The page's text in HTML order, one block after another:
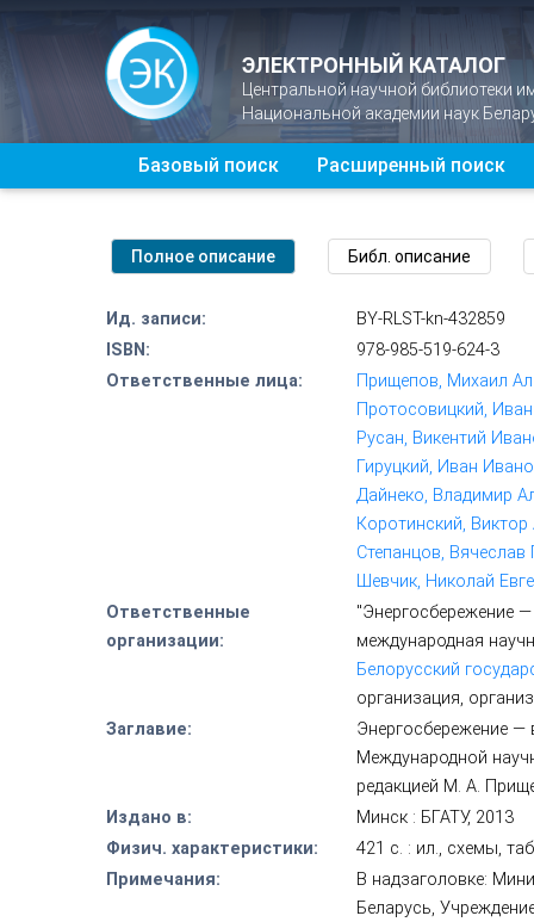
ЭЛЕКТРОННЫЙ КАТАЛОГ
Центральной научной библиотеки
Национальной академии наук
Базовый поиск Расширенный поиск
Ид. записи:
BY-RLST-kn-432859
ISBN:
978-985-519-624-3
Ответственные лица:
Прищепов, Михаил
Протосовицкий,
Русан, Викентий
Гируцкий, Иван
Дайнеко, Владимир
Коротинский, Виктор
Степанцов,
Шевчик, Николай
Ответственные
организации:
"Энергосбережение
международная
Белорусский
организация,
Заглавие:
Энергосбережение
Международной
редакцией М. А.
Издано в:
Минск : БГАТУ, 2013
Физич. характеристики:
421 с. : ил., схемы,
Примечания:
В надзаголовке:
Беларусь,